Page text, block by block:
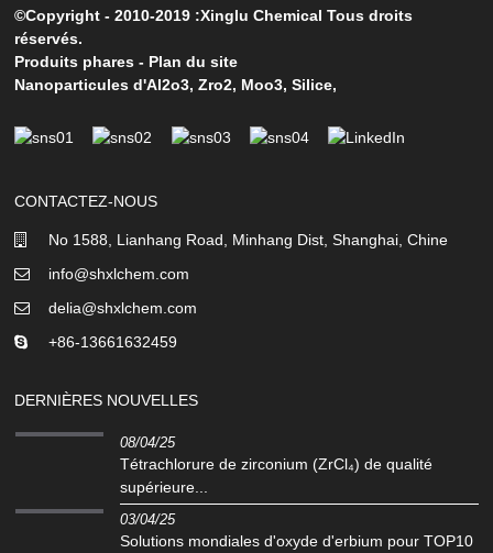
©Copyright - 2010-2019 :Xinglu Chemical Tous droits
réservés.
Produits phares - Plan du site
Nanoparticules d'Al2o3,Zro2, Moo3,Silice,
CONTACTEZ-NOUS
No 1588, Lianhang Road, Minhang Dist, Shanghai, Chine
info@shxlchem.com
delia@shxlchem.com
+86-13661632459
DERNIÈRES NOUVELLES
08/04/25
Tétrachlorure de zirconium (ZrCl₄) de qualité
supérieure...
03/04/25
Solutions mondiales d'oxyde d'erbium pour TOP10